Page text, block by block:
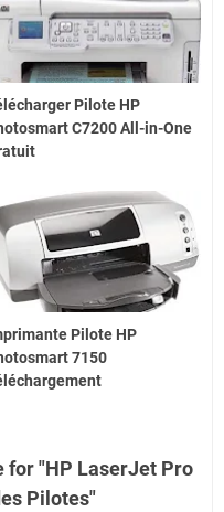
Pilote HP
C7200 All-in-One
Pilote HP
7150
for "HP LaserJet Pro
Pilotes"